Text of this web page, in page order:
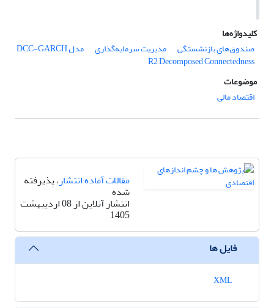
کلیدواژه‌ها
صندوق‌های بازنشستگی
مدیریت سرمایه‌گذاری مدل DCC-GARCH
R2 Decomposed Connectedness
موضوعات
اقتصاد مالی
مقالات آماده انتشار، پذیرفته
شده
انتشار آنلاین از 08 اردیبهشت
1405
فایل ها